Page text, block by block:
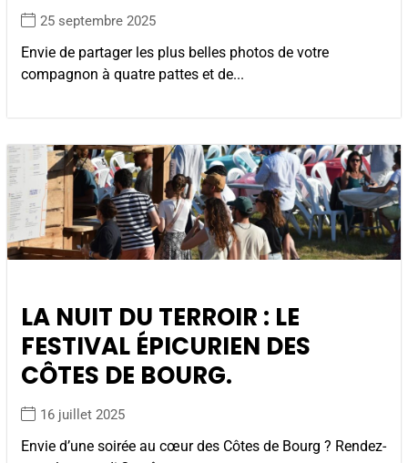
25 septembre 2025
Envie de partager les plus belles photos de votre
compagnon à quatre pattes et de...
LA NUIT DU TERROIR : LE
FESTIVAL ÉPICURIEN DES
CÔTES DE BOURG.
16 juillet 2025
Envie d’une soirée au cœur des Côtes de Bourg ? Rendez-